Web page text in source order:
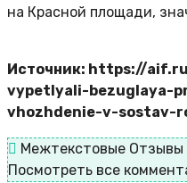
на Красной площади,
Источник: https://
vypetlyali-bezuglaya-
vhozhdenie-v-sostav-
Межтекстовые Отзывы
Посмотреть все